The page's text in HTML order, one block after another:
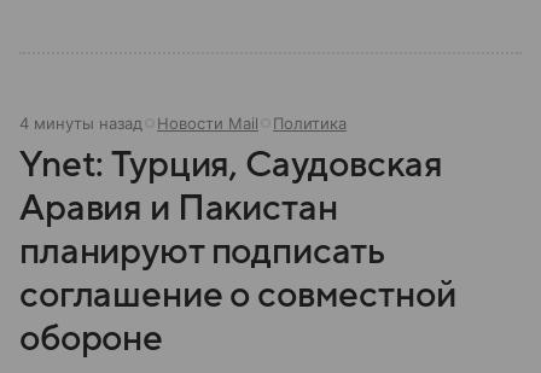
4 минуты назад Новости Mail Политика
Ynet: Турция, Саудовская
Аравия и Пакистан
планируют подписать
соглашение о совместной
обороне